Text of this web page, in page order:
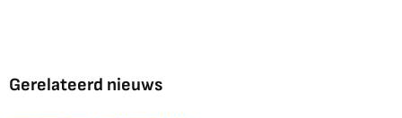
Gerelateerd nieuws